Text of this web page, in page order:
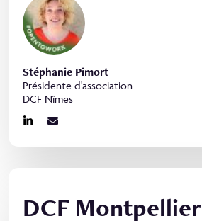
Stéphanie Pimort
Présidente d'association
DCF Nîmes
DCF Montpellier